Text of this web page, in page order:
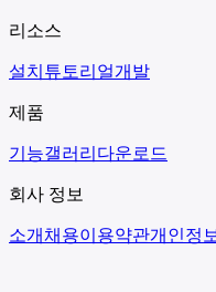
리소스
설치 튜토리얼개발
제품
기능갤러리 다운로드
회사 정보
소개 채용이용약관개인정